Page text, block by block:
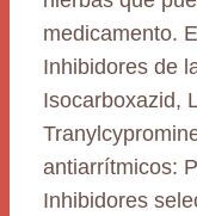
medicamento.
Inhibidores de
Isocarboxazid,
antiarrítmicos:
Inhibidores